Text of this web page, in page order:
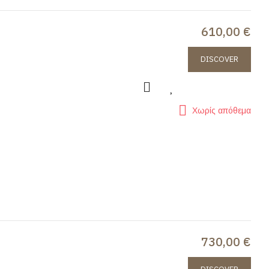
610,00 €
DISCOVER
Χωρίς απόθεμα
730,00 €